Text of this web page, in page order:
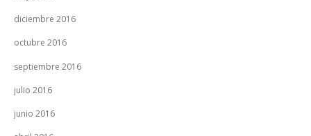
diciembre 2016
octubre 2016
septiembre 2016
julio 2016
junio 2016